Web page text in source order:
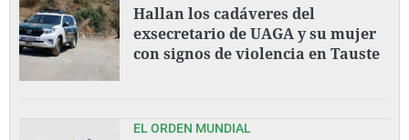
Hallan los cadáveres del
exsecretario de UAGA y su mujer
con signos de violencia en Tauste
EL ORDEN MUNDIAL